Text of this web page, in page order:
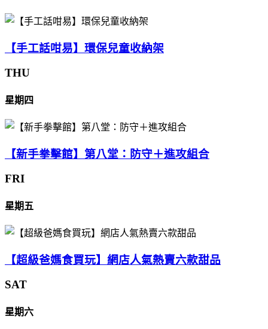
【手工話咁易】環保兒童收納架
THU
星期四
【新手拳擊館】第八堂：防守＋進攻組合
FRI
星期五
【超級爸媽食買玩】網店人氣熱賣六款甜品
SAT
星期六